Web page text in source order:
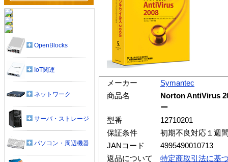
メーカー
Symantec
商品名
Norton AntiVirus
ー
型番
12710201
保証条件
初期不良対応１週
JANコード
4995490010713
返品について
特定商取引法に基
OpenBlocks
IoT関連
ネットワーク
サーバ・ストレージ
パソコン・周辺機器